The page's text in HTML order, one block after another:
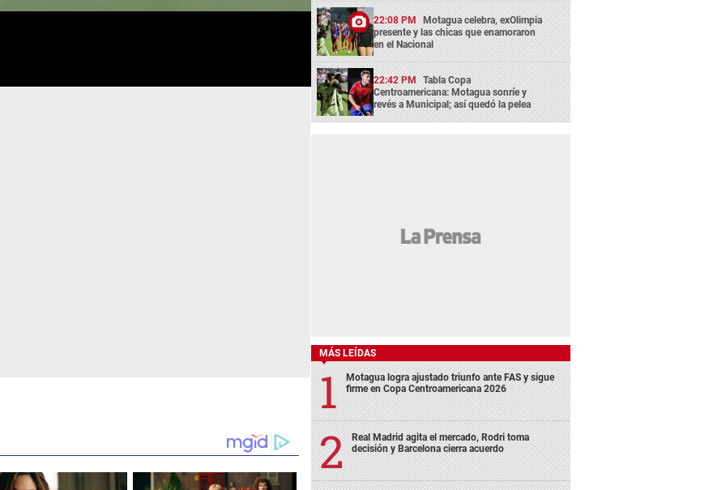
22:08 PM Motagua celebra, exOlimpia
presente y las chicas que enamoraron
en el Nacional
22:42 PM Tabla Copa
Centroamericana: Motagua sonríe y
revés a Municipal; así quedó la pelea
MÁS LEÍDAS
Motagua logra ajustado triunfo ante FAS y sigue
firme en Copa Centroamericana 2026
Real Madrid agita el mercado, Rodri toma
decisión y Barcelona cierra acuerdo